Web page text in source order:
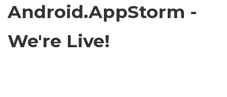
Android.AppStorm -
We're Live!